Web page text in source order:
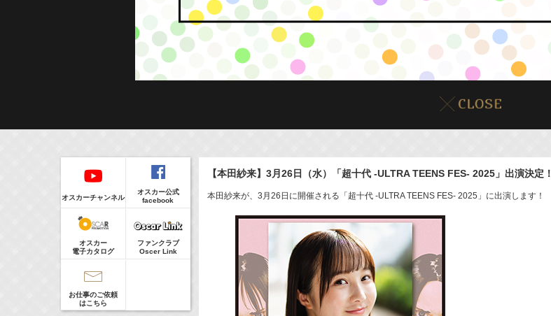
8/8(Sat)
イベント
販売情報
17:55-18:00(Radio
ラジオドラマ「一建設presents おうちのはなし」
一泊家族
河北麻友子
宮﨑香蓮
【本田紗来】3月26日（水）「超十代 -ULTRA TEENS FES- 2025」出演決定！
本田紗来が、3月26日に開催される「超十代 -ULTRA TEENS FES- 2025」に出演します！
オスカーチャンネル
オスカー公式
facebook
オスカー
電子カタログ
ファンクラブ
Oscer Link
お仕事のご依頼
はこちら
Regular
CLIP